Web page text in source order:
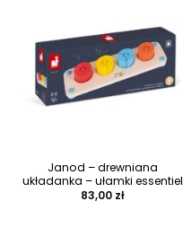
Janod – drewniana
układanka – ułamki essentiel
83,00 zł